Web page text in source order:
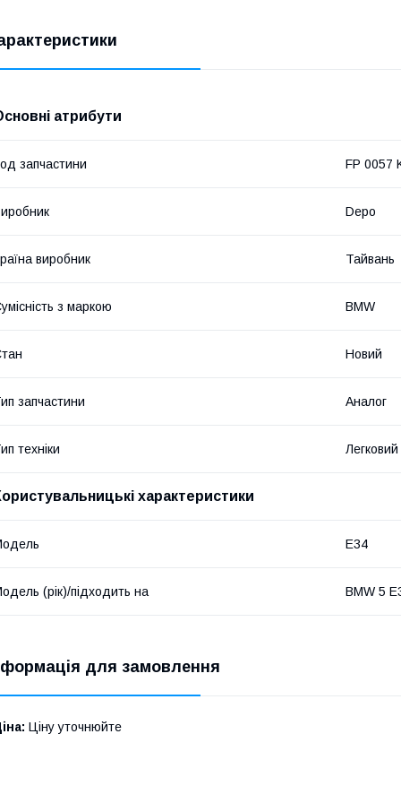
атрибути
запчастини FP 0057
Depo
виробник Тайвань
з маркою BMW
Новий
запчастини Аналог
техніки
характеристики
E34
(рік)/підходить на BMW 5
для замовлення
Ціну уточнюйте